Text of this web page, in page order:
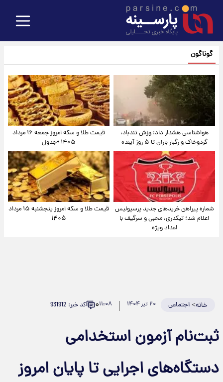
گوناگون
هواشناسی هشدار داد: وزش تندباد،
گردوخاک و رگبار باران تا ۵ روز آینده
قیمت طلا و سکه امروز جمعه ۱۶ مرداد
۱۴۰۵ +جدول
شماره پیراهن خریدهای جدید پرسپولیس
اعلام شد؛ تیکدری، محبی و سرگیف با
اعداد ویژه
قیمت طلا و سکه امروز پنجشنبه ۱۵ مرداد
۱۴۰۵
خانه>اجتماعی ۲۰ تیر ۱۴۰۴ ۱۱:۰۸۰ کد خبر: 931912
ثبت‌نام آزمون استخدامی
دستگاه‌های اجرایی تا پایان امروز